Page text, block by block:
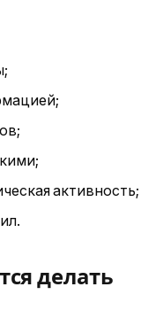
активность;
делать